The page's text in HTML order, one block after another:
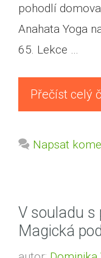
pohodlí
Anahata Yoga
65. Lekce …
Přečíst celý
Napsat
V souladu s
Magická